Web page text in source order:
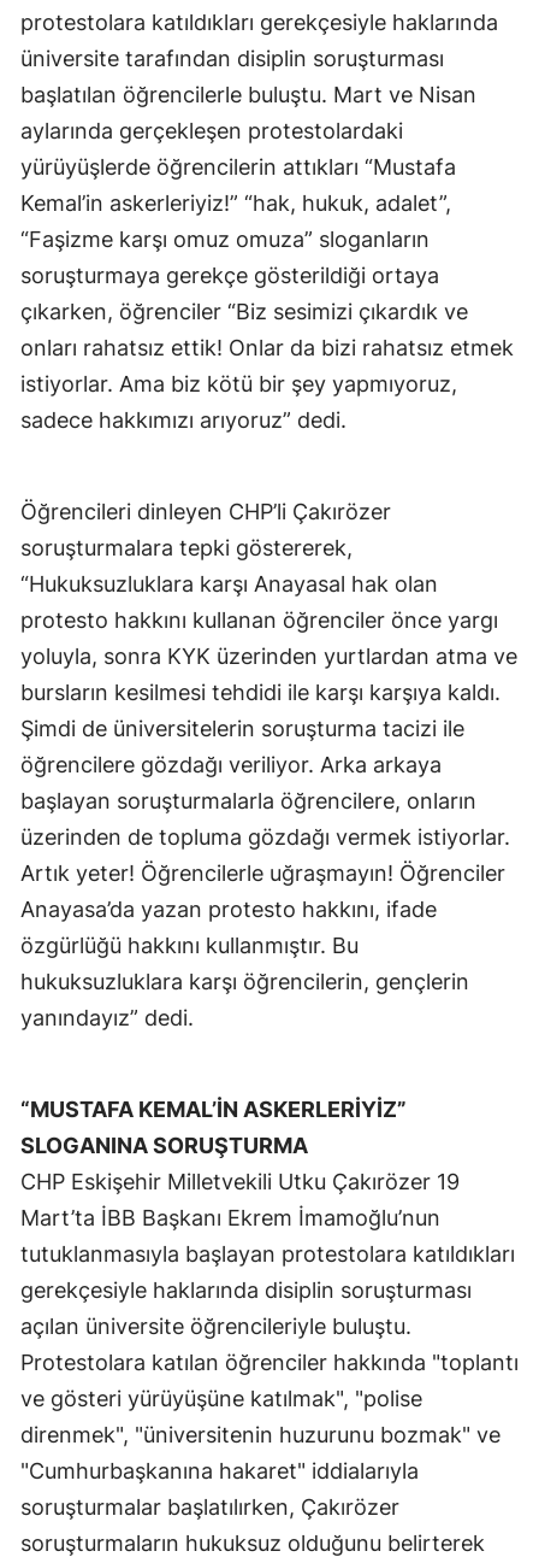
protestolara katıldıkları gerekçesiyle haklarında
üniversite tarafından disiplin soruşturması
başlatılan öğrencilerle buluştu. Mart ve Nisan
aylarında gerçekleşen protestolardaki
yürüyüşlerde öğrencilerin attıkları “Mustafa
Kemal’in askerleriyiz!” “hak, hukuk, adalet”,
“Faşizme karşı omuz omuza” sloganların
soruşturmaya gerekçe gösterildiği ortaya
çıkarken, öğrenciler “Biz sesimizi çıkardık ve
onları rahatsız ettik! Onlar da bizi rahatsız etmek
istiyorlar. Ama biz kötü bir şey yapmıyoruz,
sadece hakkımızı arıyoruz” dedi.
Öğrencileri dinleyen CHP’li Çakırözer
soruşturmalara tepki göstererek,
“Hukuksuzluklara karşı Anayasal hak olan
protesto hakkını kullanan öğrenciler önce yargı
yoluyla, sonra KYK üzerinden yurtlardan atma ve
bursların kesilmesi tehdidi ile karşı karşıya kaldı.
Şimdi de üniversitelerin soruşturma tacizi ile
öğrencilere gözdağı veriliyor. Arka arkaya
başlayan soruşturmalarla öğrencilere, onların
üzerinden de topluma gözdağı vermek istiyorlar.
Artık yeter! Öğrencilerle uğraşmayın! Öğrenciler
Anayasa’da yazan protesto hakkını, ifade
özgürlüğü hakkını kullanmıştır. Bu
hukuksuzluklara karşı öğrencilerin, gençlerin
yanındayız” dedi.
“MUSTAFA KEMAL’İN ASKERLERİYİZ”
SLOGANINA SORUŞTURMA
CHP Eskişehir Milletvekili Utku Çakırözer 19
Mart’ta İBB Başkanı Ekrem İmamoğlu’nun
tutuklanmasıyla başlayan protestolara katıldıkları
gerekçesiyle haklarında disiplin soruşturması
açılan üniversite öğrencileriyle buluştu.
Protestolara katılan öğrenciler hakkında "toplantı
ve gösteri yürüyüşüne katılmak", "polise
direnmek", "üniversitenin huzurunu bozmak" ve
"Cumhurbaşkanına hakaret" iddialarıyla
soruşturmalar başlatılırken, Çakırözer
soruşturmaların hukuksuz olduğunu belirterek